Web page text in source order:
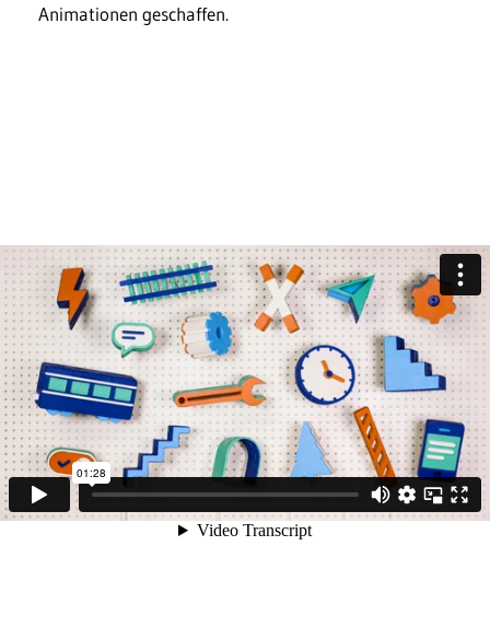
Animationen geschaffen.